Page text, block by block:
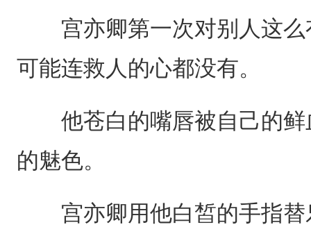
宫亦卿第一次对别人这么
可能连救人的心都没有。
他苍白的嘴唇被自己的鲜
的魅色。
宫亦卿用他白皙的手指替